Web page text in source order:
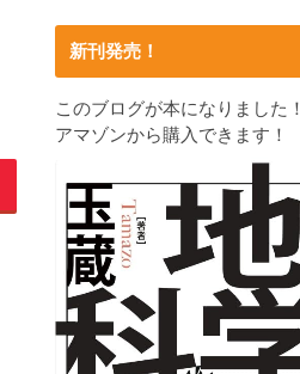
新刊発売！
このブログが本になりました！
アマゾンから購入できます！